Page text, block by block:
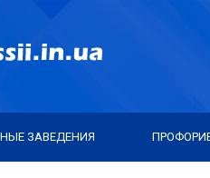
ЗАВЕДЕНИЯ